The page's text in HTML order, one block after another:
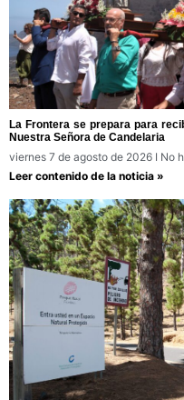
La Frontera se prepara para
Nuestra Señora de Candelaria
viernes 7 de agosto de 2026
No
Leer contenido de la noticia »